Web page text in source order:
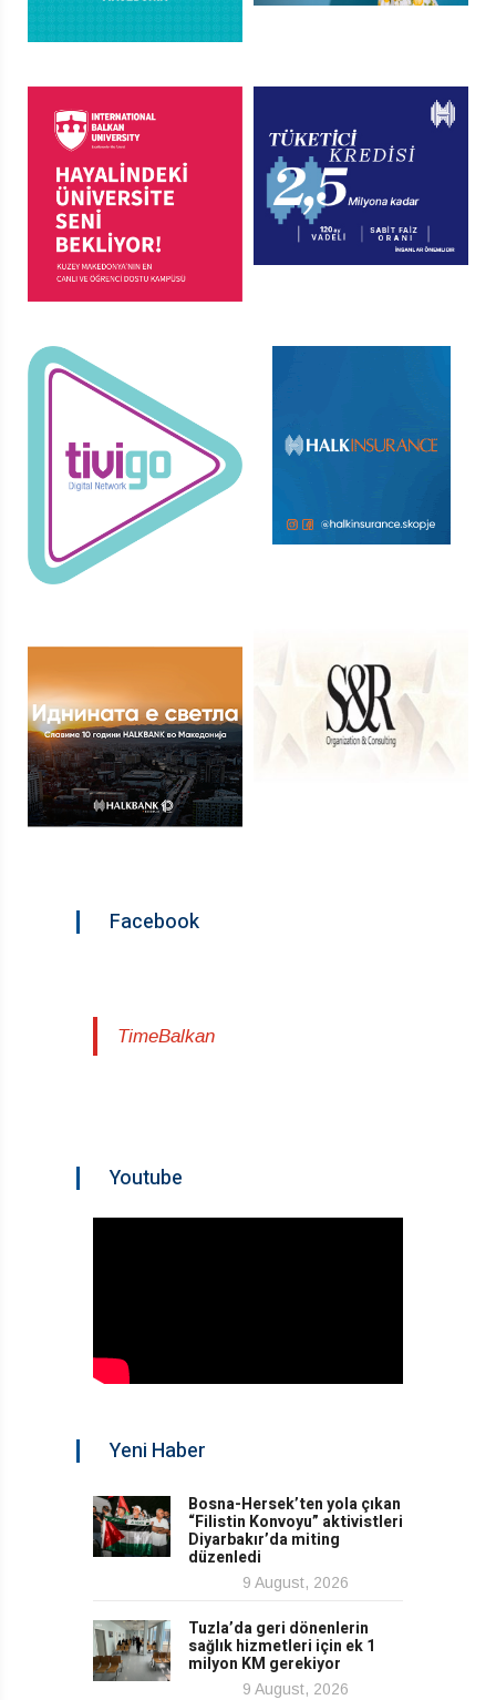
Facebook
TimeBalkan
Youtube
Yeni Haber
Bosna-Hersek’ten yola çıkan
“Filistin Konvoyu” aktivistleri
Diyarbakır’da miting
düzenledi
9 August, 2026
Tuzla’da geri dönenlerin
sağlık hizmetleri için ek 1
milyon KM gerekiyor
9 August, 2026